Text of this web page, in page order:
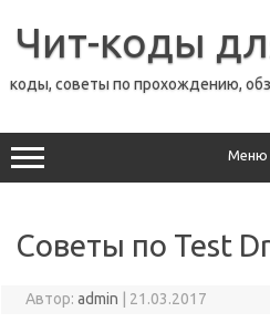
содержимому
Чит-коды
коды, советы по прохождению,
Меню
Советы по Test
Автор: admin 21.03.2017